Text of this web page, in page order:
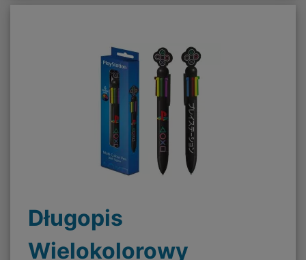
Długopis
Wielokolorowy